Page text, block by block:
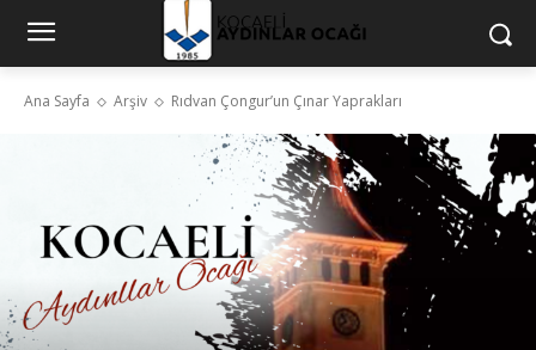
Ana Sayfa Arşiv Rıdvan Çongur’un Çınar Yaprakları